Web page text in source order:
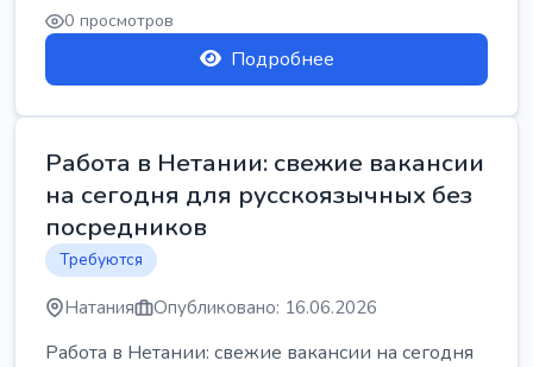
0 просмотров
Подробнее
Работа в Нетании: свежие вакансии
на сегодня для русскоязычных без
посредников
Требуются
Натания Опубликовано: 16.06.2026
Работа в Нетании: свежие вакансии на сегодня